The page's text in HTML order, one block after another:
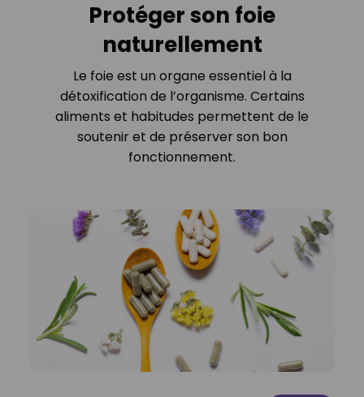
Protéger son foie
naturellement
Le foie est un organe essentiel à la
détoxification de l’organisme. Certains
aliments et habitudes permettent de le
soutenir et de préserver son bon
fonctionnement.